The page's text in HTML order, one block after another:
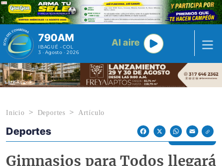
Pasar al contenido principal
790AM
IBAGUÉ - COL
3 · Agosto · 2026
Al aire
Inicio Deportes Artículo
Econoticias y Eventos
Deportes
FacebookX WhatsAppEmail
Gimnasios para Todos llegará